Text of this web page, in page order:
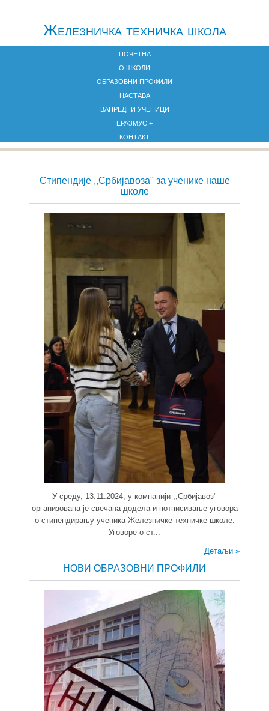
Железничкa техничка школа
ПОЧЕТНА
О ШКОЛИ
ОБРАЗОВНИ ПРОФИЛИ
НАСТАВА
ВАНРЕДНИ УЧЕНИЦИ
ЕРАЗМУС +
КОНТАКТ
Стипендије ,,Србијавоза" за ученике наше
школе
У среду, 13.11.2024, у компанији ,,Србијавоз"
организована је свечана додела и потписивање уговора
о стипендирању ученика Железничке техничке школе.
Уговоре о ст...
Детаљи »
НОВИ ОБРАЗОВНИ ПРОФИЛИ